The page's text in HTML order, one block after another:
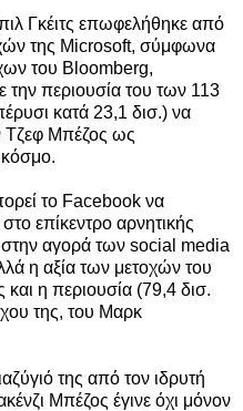
Γκέιτς επωφελήθηκε από
της Microsoft, σύμφωνα
του Bloomberg,
την περιουσία του των 113
κατά 23,1 δισ.) να
Τζεφ Μπέζος ως
το Facebook να
επίκεντρο αρνητικής
στην αγορά των social media
η αξία των μετοχών του
και η περιουσία (79,4 δισ.
της, του Μαρκ
της από τον ιδρυτή
Μπέζος έγινε όχι μόνον